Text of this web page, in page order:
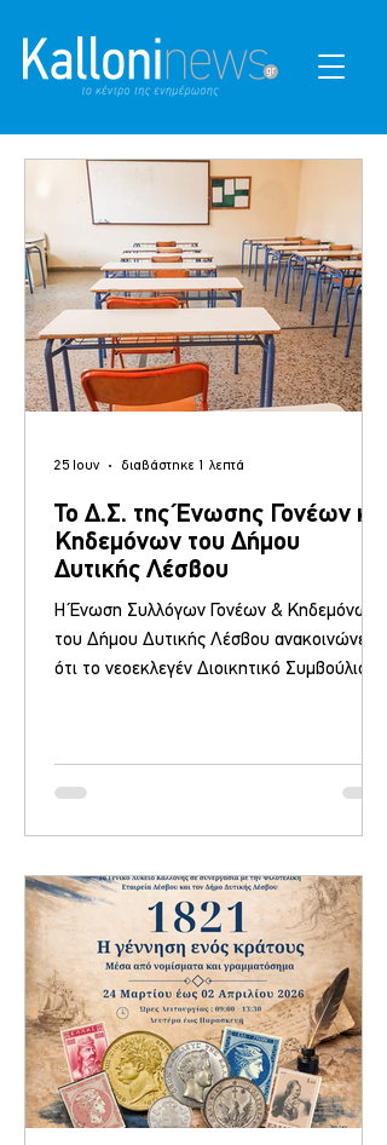
Το Δ.Σ. της Ένωσης Γονέων και
Κηδεμόνων του Δήμου
Δυτικής Λέσβου
Η Ένωση Συλλόγων Γονέων & Κηδεμόνων
του Δήμου Δυτικής Λέσβου ανακοινώνει
ότι το νεοεκλεγέν Διοικητικό Συμβούλιο,
Πρόεδρος: ΜΥΡΣΙΝΗ ΓΙΑΝΝΑΚΑ
Γενική Γραμματέας: ΕΙΡΗΝΗ ΦΩΤΙΟΥ
Ταμίας: ΜΥΡΣΙΝΗ ΜΟΥΣΤΑΚΑ Μέλος:
ΠΑΡΑΣΚΕΥΑΣ ΜΠΟΥΔΟΥΤΣΗΣ Μέλος:
ΒΕΡΔΟΥΚΑ ΕΥΣΤΡΑΤΙΑ Το νέο Διοικητικό
Συμβούλιο αναλαμβά
25 Ιουν διαβάστηκε 1 λεπτά